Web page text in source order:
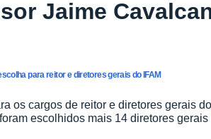
Jaime
para reitor e diretores gerais do IFAM
os cargos de reitor e diretores gerais
escolhidos mais 14 diretores